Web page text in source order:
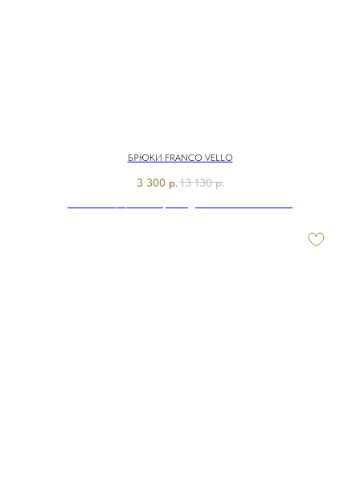
БРЮКИ FRANCO VELLO
3 300 р.13 130 р.